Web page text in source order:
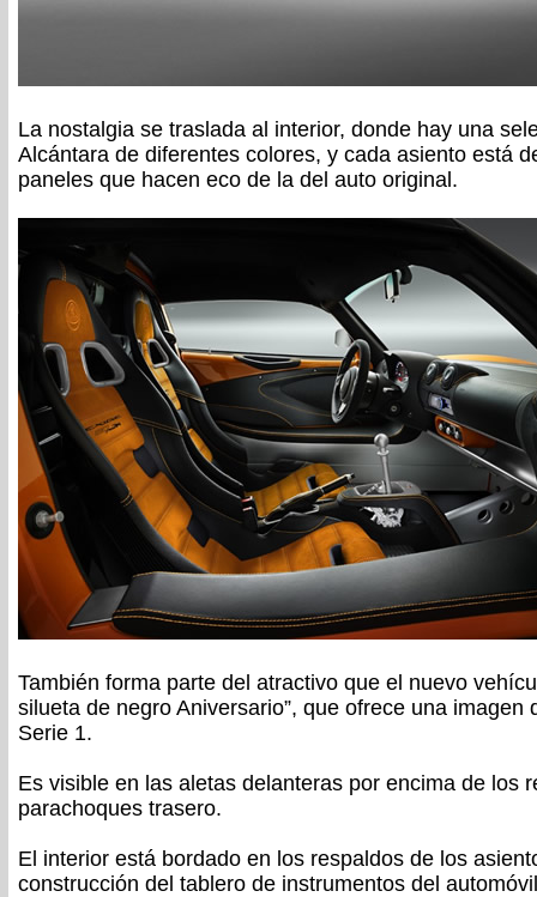
La nostalgia se traslada al interior, donde hay una
Alcántara de diferentes colores, y cada asiento está
paneles que hacen eco de la del auto original.
También forma parte del atractivo que el nuevo
silueta de negro Aniversario”, que ofrece una imagen
Serie 1.
Es visible en las aletas delanteras por encima de los
parachoques trasero.
El interior está bordado en los respaldos de los
construcción del tablero de instrumentos del